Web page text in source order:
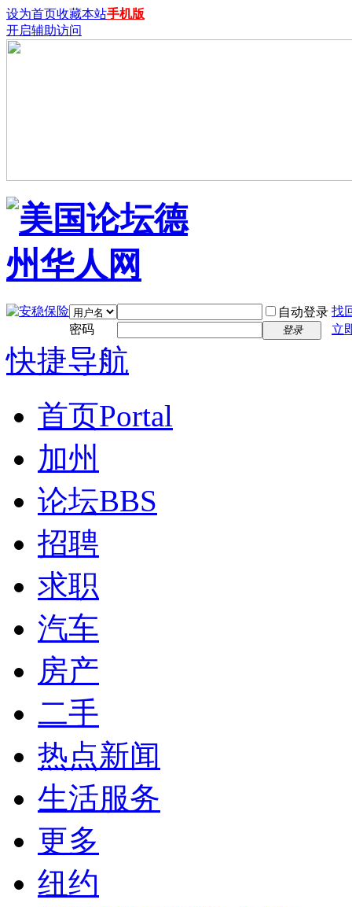
设为首页收藏本站手机版
开启辅助访问
自动登录 找
密码
登录 立
快捷导航
首页Portal
加州
论坛BBS
招聘
求职
汽车
房产
二手
热点新闻
生活服务
更多
纽约